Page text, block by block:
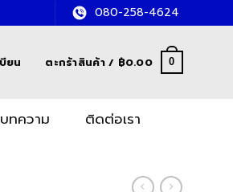
080-258-4624
ยน ตะกร้าสินค้า / ฿0.00 0
ทความ ติดต่อเรา